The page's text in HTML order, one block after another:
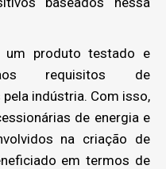
um produto testado e
requisitos de
indústria. Com isso,
de energia e
na criação de
em termos de